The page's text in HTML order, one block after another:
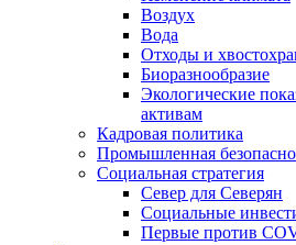
Воздух
Вода
Отходы и
Биоразнообразие
Экологические
активам
Кадровая политика
Промышленная
Социальная стратегия
Север для Северян
Социальные
Первые против